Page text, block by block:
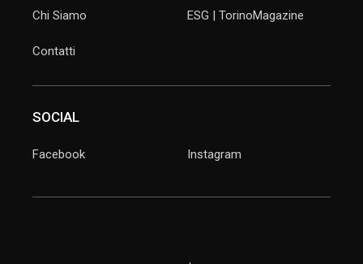
Chi Siamo
Contatti
ESG | TorinoMagazine
SOCIAL
Facebook Instagram